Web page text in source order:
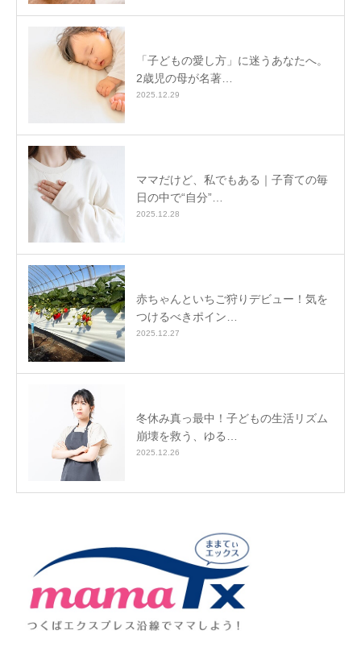
「子どもの愛し方」に迷うあなたへ。
2歳児の母が名著…
2025.12.29
ママだけど、私でもある｜子育ての毎
日の中で“自分”…
2025.12.28
赤ちゃんといちご狩りデビュー！気を
つけるべきポイン…
2025.12.27
冬休み真っ最中！子どもの生活リズム
崩壊を救う、ゆる…
2025.12.26